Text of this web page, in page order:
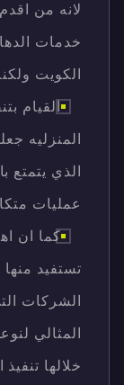
لانه من
خدمات
الكويت
القيام
المنزليه
الذي يتمتع
عمليات
كما ان
تستفيد
الشركات
المثالي
خلالها